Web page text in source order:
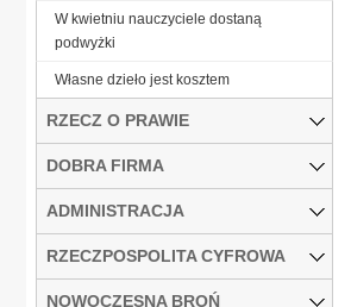
W kwietniu nauczyciele dostaną
podwyżki
Własne dzieło jest kosztem
RZECZ O PRAWIE
DOBRA FIRMA
ADMINISTRACJA
RZECZPOSPOLITA CYFROWA
NOWOCZESNA BROŃ